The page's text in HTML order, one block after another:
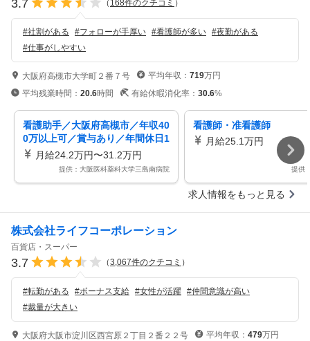
3.7 （ 168件のクチコミ ）
#社割がある #フォローが手厚い #看護師が多い #夜勤がある
#仕事がしやすい
大阪府高槻市大学町２番７号 平均年収： 719万円
平均残業時間： 20.6時間 有給休暇消化率： 30.6%
看護助手／大阪府高槻市／年収40
0万以上可／賞与あり／年間休日1
20日以上可
月給24.2万円〜31.2万円
提供：大阪医科薬科大学三島南病院
看護師・准看護師
月給25.1万円
提供
求人情報をもっと見る
株式会社ライフコーポレーション
百貨店・スーパー
3.7 （3,067件のクチコミ ）
#転勤がある #ボーナス支給 #女性が活躍 #仲間意識が高い
#裁量が大きい
大阪府大阪市淀川区西宮原２丁目２番２２号 平均年収： 479万円